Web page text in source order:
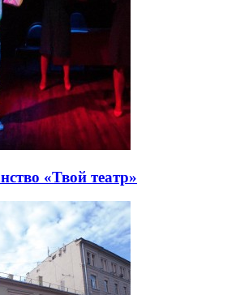
«Твой театр»